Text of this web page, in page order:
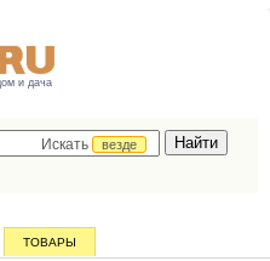
и дача
Искать
везде
ТОВАРЫ